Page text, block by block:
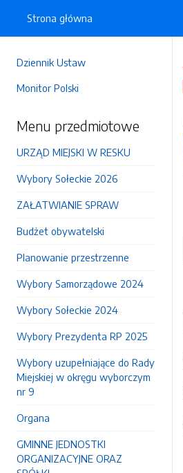
Dziennik Ustaw
Monitor Polski
Menu przedmiotowe
URZĄD MIEJSKI W RESKU
Wybory Sołeckie 2026
ZAŁATWIANIE SPRAW
Budżet obywatelski
Planowanie przestrzenne
Wybory Samorządowe 2024
Wybory Sołeckie 2024
Wybory Prezydenta RP 2025
Wybory uzupełniające do Rady
Miejskiej w okręgu wyborczym
nr 9
Organa
GMINNE JEDNOSTKI
ORGANIZACYJNE ORAZ
Strona główna